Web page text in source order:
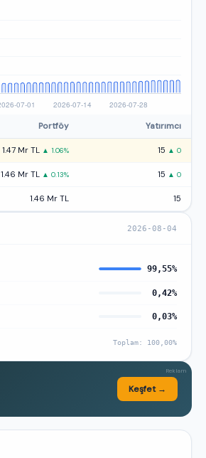
Portföy Yatırımcı
1.47 Mr TL ▲ 1.06% 15 ▲ 0
1.46 Mr TL ▲ 0.13% 15 ▲ 0
1.46 Mr TL 15
2026-08-04
99,55%
0,42%
0,03%
Toplam: 100,00%
Keşfet →
Reklam